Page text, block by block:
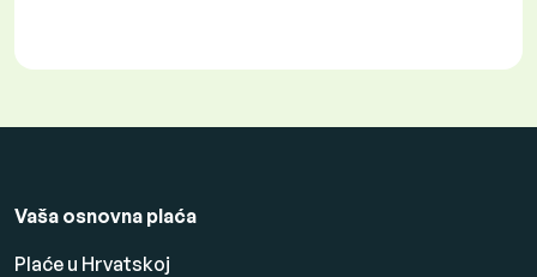
Vaša osnovna plaća
Plaće u Hrvatskoj